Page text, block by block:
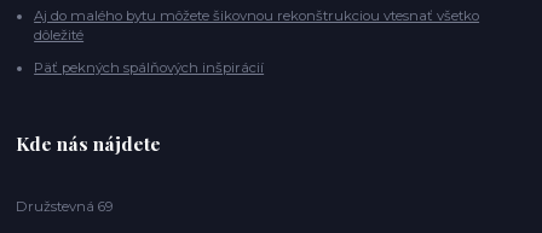
Aj do malého bytu môžete šikovnou rekonštrukciou vtesnať všetko
dôležité
Päť pekných spálňových inšpirácií
Kde nás nájdete
Družstevná 69